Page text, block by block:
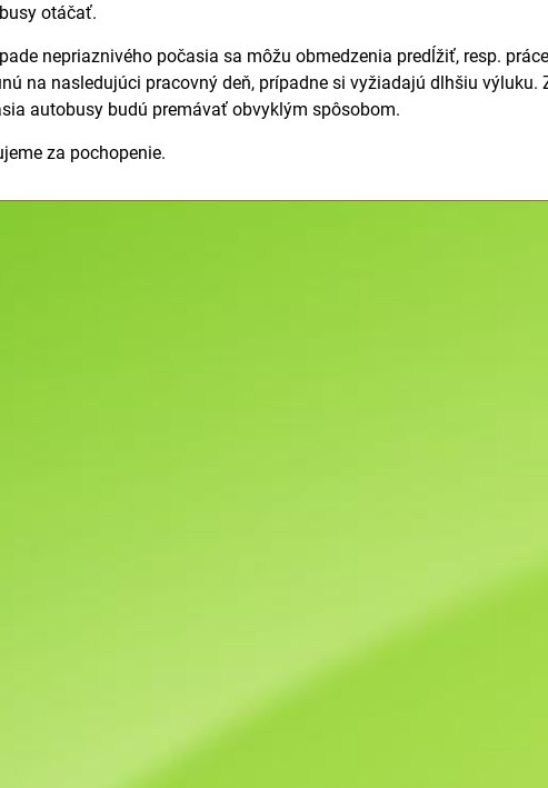
otáčať.
nepriaznivého počasia sa môžu obmedzenia predĺžiť, resp.
na nasledujúci pracovný deň, prípadne si vyžiadajú dlhšiu výluku.
autobusy budú premávať obvyklým spôsobom.
za pochopenie.